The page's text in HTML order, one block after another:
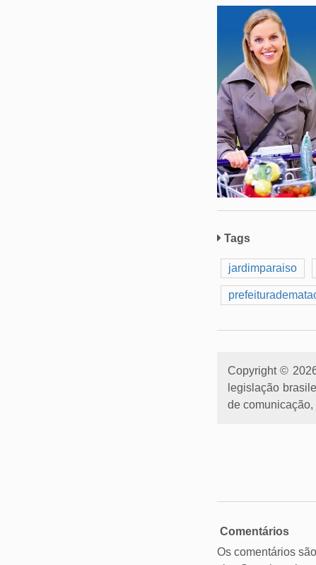
Tags
jardimparaiso
Copyright ©
legislação
de
Comentários
Os comentários